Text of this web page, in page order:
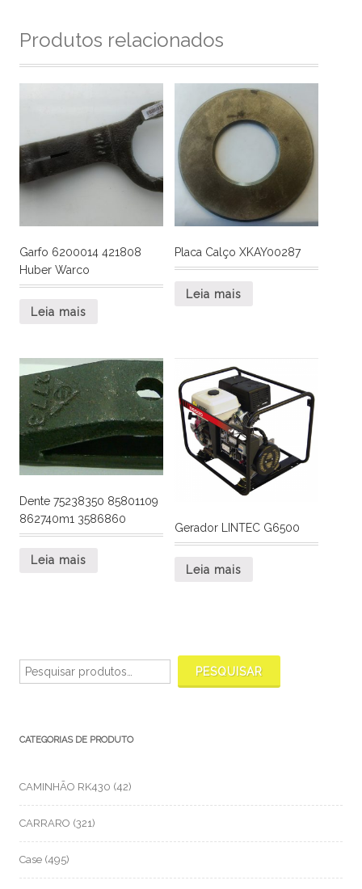
Produtos relacionados
Garfo 6200014 421808
Huber Warco
Leia mais
Placa Calço XKAY00287
Leia mais
Dente 75238350 85801109
862740m1 3586860
Leia mais
Gerador LINTEC G6500
Leia mais
por:
PESQUISAR
CATEGORIAS DE PRODUTO
CAMINHÃO RK430 (42)
CARRARO (321)
Case (495)